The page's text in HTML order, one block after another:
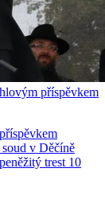
příspěvkem
v Děčíně
trest 10